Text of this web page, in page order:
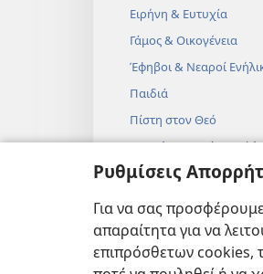
Ρυθμίσεις
Για να σας
απαραίτητα για να
επιπρόσθετων cookies,
Ειρήνη & Ευτυχία
Γάμος & Οικογένεια
Έφηβοι & Νεαροί
Παιδιά
Πίστη στον Θεό
Επιστήμη & Αγία Γραφή
Ιστορία & Αγία Γραφή